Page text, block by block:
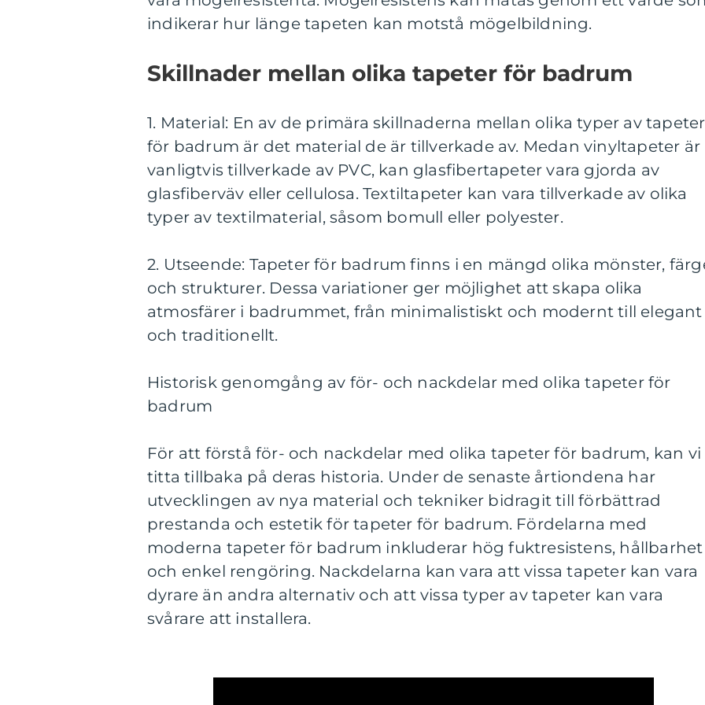
indikerar hur länge tapeten kan motstå mögelbildning.
Skillnader mellan olika tapeter för badrum
1. Material: En av de primära skillnaderna mellan olika typer av tapeter
för badrum är det material de är tillverkade av. Medan vinyltapeter är
vanligtvis tillverkade av PVC, kan glasfibertapeter vara gjorda av
glasfiberväv eller cellulosa. Textiltapeter kan vara tillverkade av olika
typer av textilmaterial, såsom bomull eller polyester.
2. Utseende: Tapeter för badrum finns i en mängd olika mönster,
och strukturer. Dessa variationer ger möjlighet att skapa olika
atmosfärer i badrummet, från minimalistiskt och modernt till elegant
och traditionellt.
Historisk genomgång av för- och nackdelar med olika tapeter för
badrum
För att förstå för- och nackdelar med olika tapeter för badrum, kan vi
titta tillbaka på deras historia. Under de senaste årtiondena har
utvecklingen av nya material och tekniker bidragit till förbättrad
prestanda och estetik för tapeter för badrum. Fördelarna med
moderna tapeter för badrum inkluderar hög fuktresistens, hållbarhet
och enkel rengöring. Nackdelarna kan vara att vissa tapeter kan vara
dyrare än andra alternativ och att vissa typer av tapeter kan vara
svårare att installera.